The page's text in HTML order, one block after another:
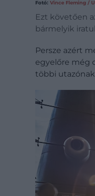
Fotó: Vince Fleming /
Ezt követően
bármelyik
Persze azért
egyelőre még
többi utazónak